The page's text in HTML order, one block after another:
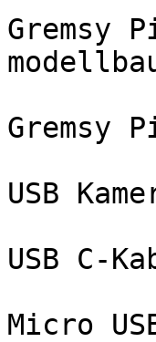
Gremsy
Gremsy
USB
USB C-
Micro